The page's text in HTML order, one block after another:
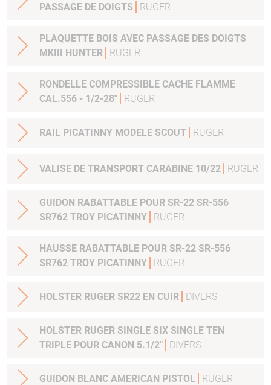
PASSAGE DE DOIGTS
RUGER
PLAQUETTE BOIS AVEC PASSAGE DES DOIGTS
MKIII HUNTER
RUGER
RONDELLE COMPRESSIBLE CACHE FLAMME
CAL.556 - 1/2-28"
RUGER
RAIL PICATINNY MODELE SCOUT RUGER
VALISE DE TRANSPORT CARABINE 10/22 RUGER
GUIDON RABATTABLE POUR SR-22 SR-556
SR762 TROY PICATINNY
RUGER
HAUSSE RABATTABLE POUR SR-22 SR-556
SR762 TROY PICATINNY
RUGER
HOLSTER RUGER SR22 EN CUIR DIVERS
HOLSTER RUGER SINGLE SIX SINGLE TEN
TRIPLE POUR CANON 5.1/2"
DIVERS
GUIDON BLANC AMERICAN PISTOL RUGER